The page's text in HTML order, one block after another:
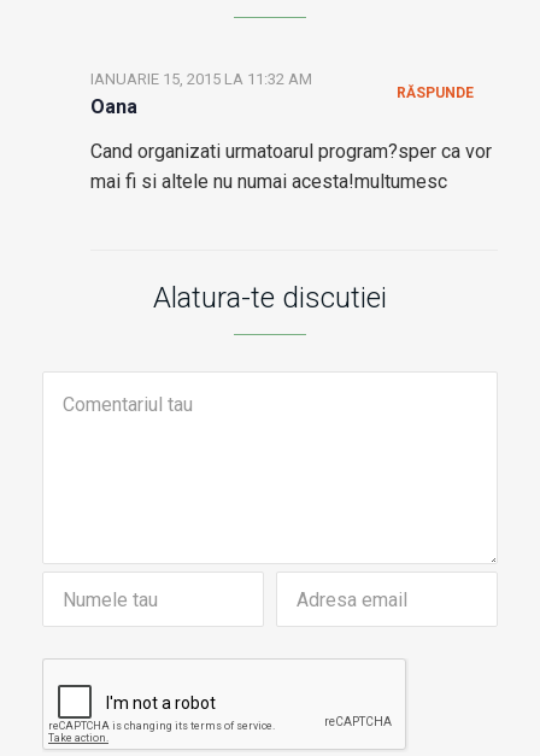
Oana
IANUARIE 15, 2015 LA 11:32 AM
Cand organizati urmatoarul program?sper ca vor
mai fi si altele nu numai acesta!multumesc
RĂSPUNDE
Alatura-te discutiei